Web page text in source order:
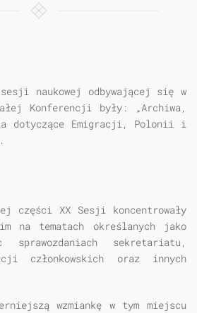
naukowej odbywającej się w
Konferencji były: „Archiwa,
dotyczące Emigracji, Polonii i
części XX Sesji koncentrowały
na tematach określanych jako
sekretariatu,
członkowskich oraz innych
wzmiankę w tym miejscu